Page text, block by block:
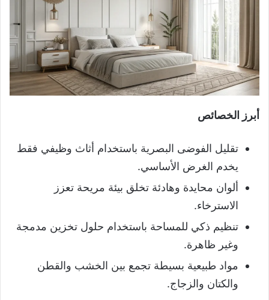
أبرز الخصائص
تقليل الفوضى البصرية باستخدام أثاث وظيفي فقط
يخدم الغرض الأساسي.
ألوان محايدة وهادئة تخلق بيئة مريحة تعزز
الاسترخاء.
تنظيم ذكي للمساحة باستخدام حلول تخزين مدمجة
وغير ظاهرة.
مواد طبيعية بسيطة تجمع بين الخشب والقطن
والكتان والزجاج.